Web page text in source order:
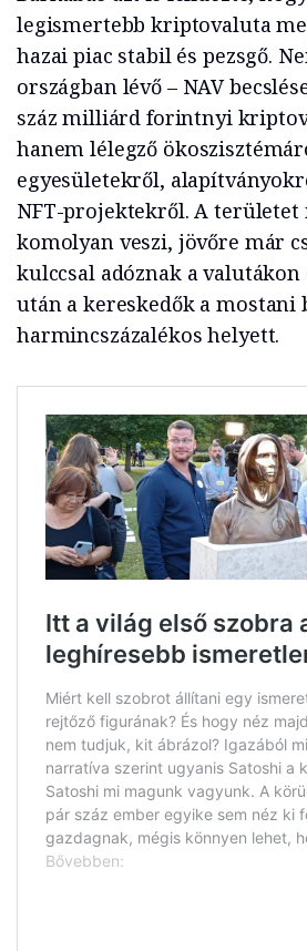
legismertebb kriptovaluta
hazai piac stabil és pezsgő.
országban lévő – NAV
száz milliárd forintnyi
hanem lélegző
egyesületekről,
NFT-projektekről. A
komolyan veszi, jövőre már
kulccsal adóznak a
után a kereskedők a mostani
harmincszázalékos helyett.